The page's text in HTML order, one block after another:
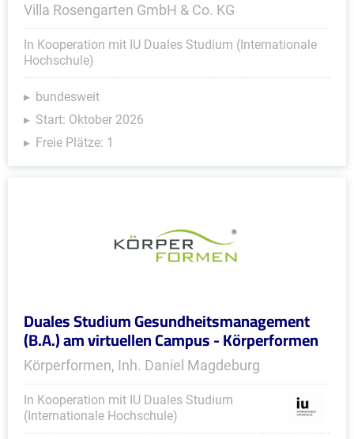
Villa Rosengarten GmbH & Co. KG
In Kooperation mit IU Duales Studium (Internationale
Hochschule)
bundesweit
Start: Oktober 2026
Freie Plätze: 1
Duales Studium Gesundheitsmanagement
(B.A.) am virtuellen Campus - Körperformen
Körperformen, Inh. Daniel Magdeburg
In Kooperation mit IU Duales Studium
(Internationale Hochschule)